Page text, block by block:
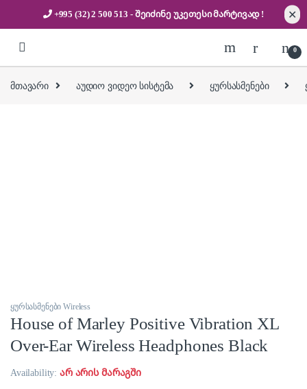
+995 (32) 2 500 513 - შეიძინე უკეთესიმარტივად ! ✕
0
მთავარი აუდიო ვიდეო სისტემა ყურსასმენები
ყურსასმენები Wireless
House of Marley Positive Vibration XL
Over-Ear Wireless Headphones Black
Availability:არ არის მარაგში